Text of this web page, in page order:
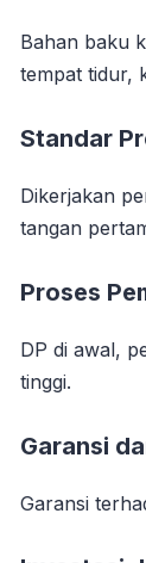
Bahan baku
tempat tidur,
Standar
Dikerjakan
tangan
Proses
DP di awal,
tinggi.
Garansi
Garansi